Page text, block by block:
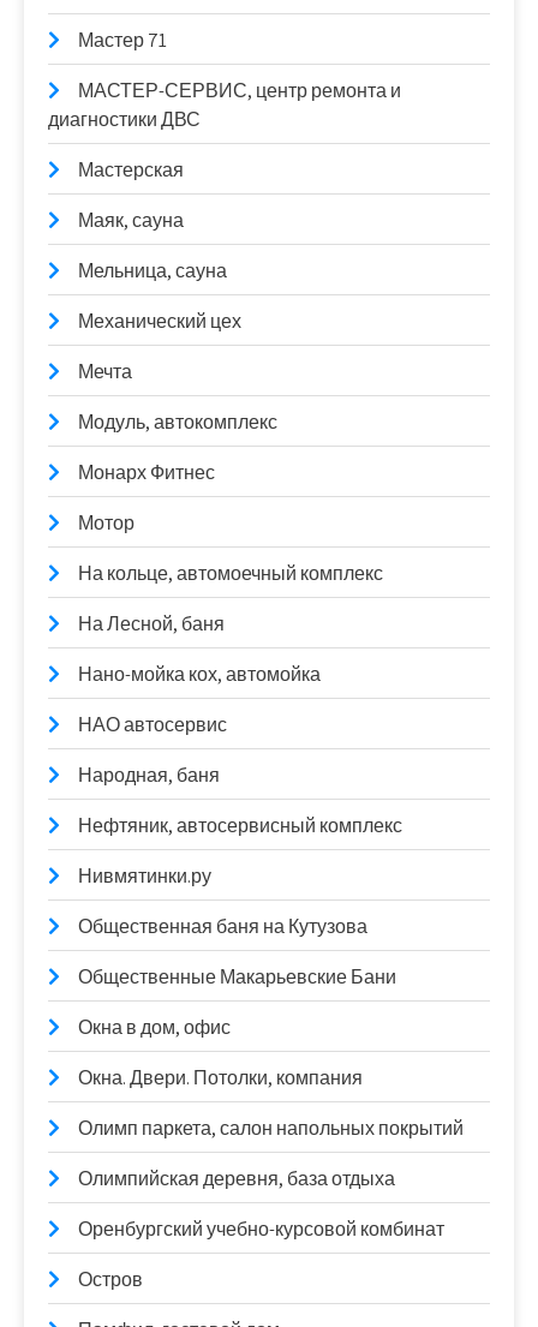
Мастер 71
МАСТЕР-СЕРВИС, центр ремонта и
диагностики ДВС
Мастерская
Маяк, сауна
Мельница, сауна
Механический цех
Мечта
Модуль, автокомплекс
Монарх Фитнес
Мотор
На кольце, автомоечный комплекс
На Лесной, баня
Нано-мойка кох, автомойка
НАО автосервис
Народная, баня
Нефтяник, автосервисный комплекс
Нивмятинки.ру
Общественная баня на Кутузова
Общественные Макарьевские Бани
Окна в дом, офис
Окна. Двери. Потолки, компания
Олимп паркета, салон напольных покрытий
Олимпийская деревня, база отдыха
Оренбургский учебно-курсовой комбинат
Остров